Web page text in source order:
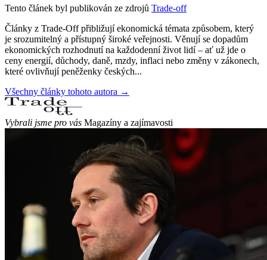
Tento článek byl publikován ze zdrojů Trade-off
Články z Trade-Off přibližují ekonomická témata způsobem, který
je srozumitelný a přístupný široké veřejnosti. Věnují se dopadům
ekonomických rozhodnutí na každodenní život lidí – ať už jde o
ceny energií, důchody, daně, mzdy, inflaci nebo změny v zákonech,
které ovlivňují peněženky českých...
Všechny články tohoto autora →
Vybrali jsme pro vás Magazíny a zajímavosti